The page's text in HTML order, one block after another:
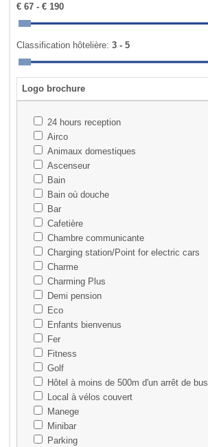
€ 67 - € 190
Classification hôtelière:3 - 5
Logo brochure
24 hours reception
Airco
Animaux domestiques
Ascenseur
Bain
Bain où douche
Bar
Cafetière
Chambre communicante
Charging station/Point for electric cars
Charme
Charming Plus
Demi pension
Eco
Enfants bienvenus
Fer
Fitness
Golf
Hôtel à moins de 500m d'un arrêt de bus
Local à vélos couvert
Manege
Minibar
Parking